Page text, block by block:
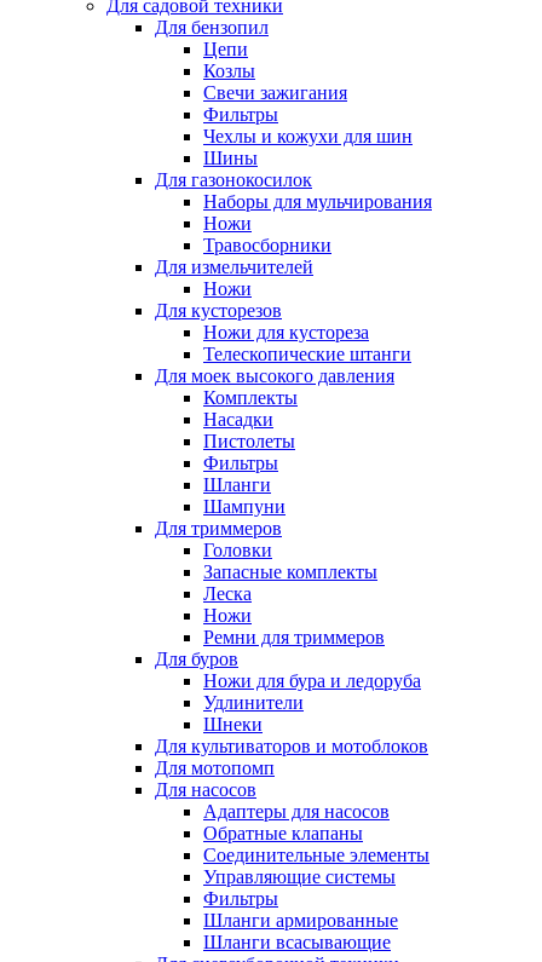
Для садовой техники
Для бензопил
Цепи
Козлы
Свечи зажигания
Фильтры
Чехлы и кожухи для шин
Шины
Для газонокосилок
Наборы для мульчирования
Ножи
Травосборники
Для измельчителей
Ножи
Для кусторезов
Ножи для кустореза
Телескопические штанги
Для моек высокого давления
Комплекты
Насадки
Пистолеты
Фильтры
Шланги
Шампуни
Для триммеров
Головки
Запасные комплекты
Леска
Ножи
Ремни для триммеров
Для буров
Ножи для бура и ледоруба
Удлинители
Шнеки
Для культиваторов и мотоблоков
Для мотопомп
Для насосов
Адаптеры для насосов
Обратные клапаны
Соединительные элементы
Управляющие системы
Фильтры
Шланги армированные
Шланги всасывающие